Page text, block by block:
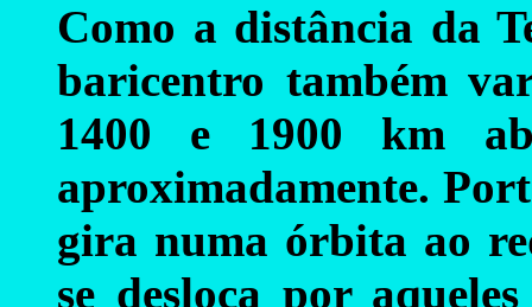
Como a distância da
baricentro também
1400 e 1900 km
aproximadamente.
gira numa órbita ao
se desloca por